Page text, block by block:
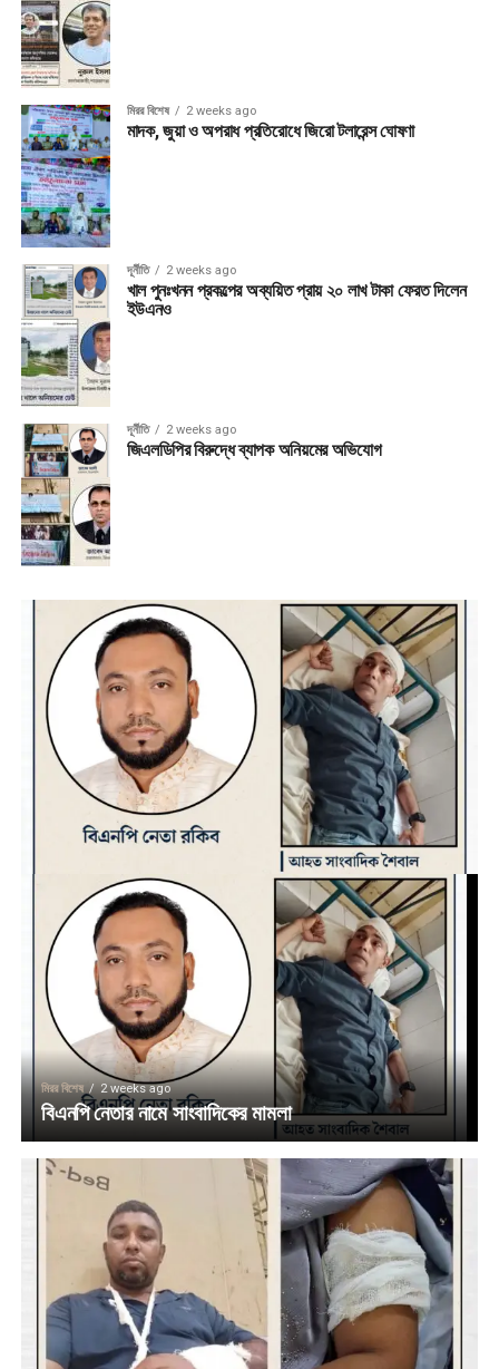
মিরর বিশেষ 2 weeks ago
মাদক, জুয়া ও অপরাধ প্রতিরোধে জিরো টলারেন্স ঘোষণা
দূর্নীতি 2 weeks ago
খাল পুনঃখনন প্রকল্পের অব্যয়িত প্রায় ২০ লাখ টাকা ফেরত দিলেন
ইউএনও
দূর্নীতি 2 weeks ago
জিএলডিপির বিরুদ্ধে ব্যাপক অনিয়মের অভিযোগ
মিরর বিশেষ 2 weeks ago
বিএনপি নেতার নামে সাংবাদিকের মামলা